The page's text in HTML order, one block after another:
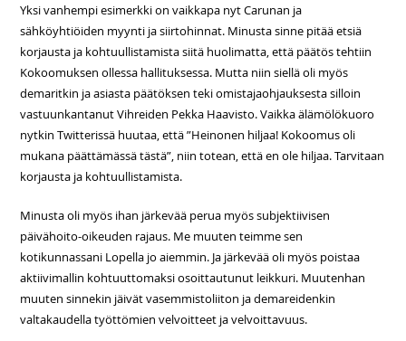
Yksi vanhempi esimerkki on vaikkapa nyt Carunan ja
sähköyhtiöiden myynti ja siirtohinnat. Minusta sinne pitää etsiä
korjausta ja kohtuullistamista siitä huolimatta, että päätös tehtiin
Kokoomuksen ollessa hallituksessa. Mutta niin siellä oli myös
demaritkin ja asiasta päätöksen teki omistajaohjauksesta silloin
vastuunkantanut Vihreiden Pekka Haavisto. Vaikka älämölökuoro
nytkin Twitterissä huutaa, että ”Heinonen hiljaa! Kokoomus oli
mukana päättämässä tästä”, niin totean, että en ole hiljaa. Tarvitaan
korjausta ja kohtuullistamista.
Minusta oli myös ihan järkevää perua myös subjektiivisen
päivähoito-oikeuden rajaus. Me muuten teimme sen
kotikunnassani Lopella jo aiemmin. Ja järkevää oli myös poistaa
aktiivimallin kohtuuttomaksi osoittautunut leikkuri. Muutenhan
muuten sinnekin jäivät vasemmistoliiton ja demareidenkin
valtakaudella työttömien velvoitteet ja velvoittavuus.